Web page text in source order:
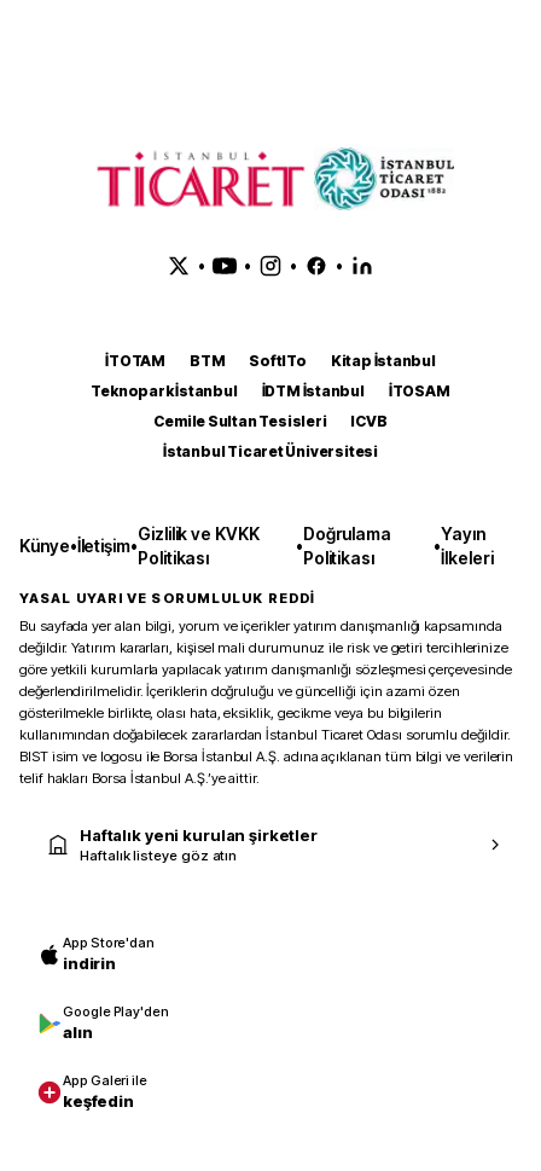
• • • •
İTOTAM BTM SoftITo
Kitap İstanbul
Teknopark İstanbul
İDTM İstanbul
İTOSAM
Cemile Sultan Tesisleri
ICVB
İstanbul Ticaret Üniversitesi
Künye•İletişim•
Gizlilik ve KVKK
Politikası
•
Doğrulama
Politikası
•
Yayın
İlkeleri
YASAL UYARI VE SORUMLULUK REDDİ
Bu sayfada yer alan bilgi, yorum ve içerikler yatırım danışmanlığı kapsamında
değildir. Yatırım kararları, kişisel mali durumunuz ile risk ve getiri tercihlerinize
göre yetkili kurumlarla yapılacak yatırım danışmanlığı sözleşmesi çerçevesinde
değerlendirilmelidir. İçeriklerin doğruluğu ve güncelliği için azami özen
gösterilmekle birlikte, olası hata, eksiklik, gecikme veya bu bilgilerin
kullanımından doğabilecek zararlardan İstanbul Ticaret Odası sorumlu değildir.
BIST isim ve logosu ile Borsa İstanbul A.Ş. adına açıklanan tüm bilgi ve verilerin
telif hakları Borsa İstanbul A.Ş.’ye aittir.
Haftalık yeni kurulan şirketler
Haftalık listeye göz atın
App Store'dan
indirin
Google Play'den
alın
App Galeri ile
keşfedin